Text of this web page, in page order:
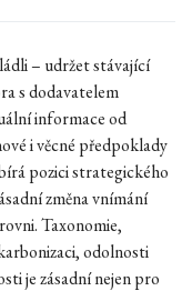
– udržet stávající
s dodavatelem
informace od
i věcné předpoklady
pozici strategického
změna vnímání
Taxonomie,
odolnosti
je zásadní nejen pro